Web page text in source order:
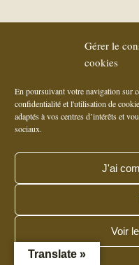
Gérer le
cookies
En poursuivant votre navigation sur
confidentialité et l'utilisation de
adaptés à vos centres d’intérêts et
sociaux.
J'ai
Voir
Agence ARTWYS à Lyon
- 2, chemin de la Viallière -
Translate »